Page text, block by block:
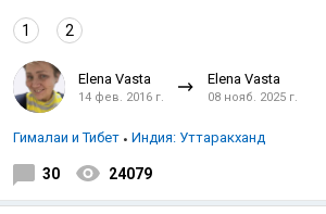
1 2
Elena Vasta
14 фев. 2016 г.
Elena Vasta
08 нояб. 2025 г.
Гималаи и Тибет Индия: Уттаракханд
30 24079